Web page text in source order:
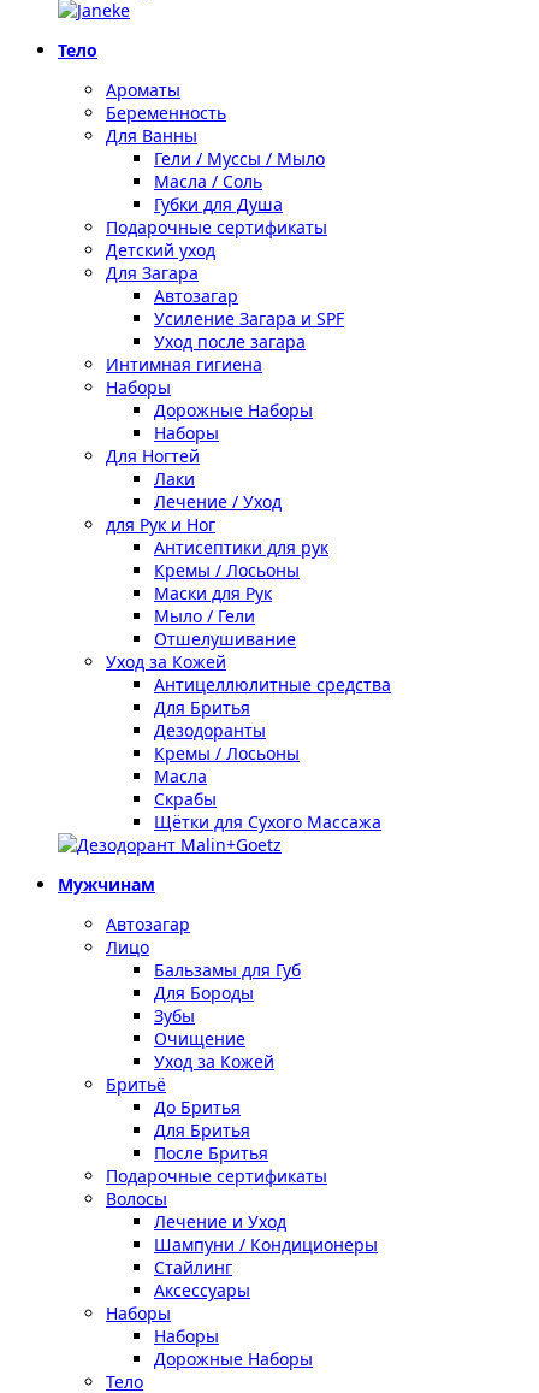
Тело
Ароматы
Беременность
Для Ванны
Гели / Муссы / Мыло
Масла / Соль
Губки для Душа
Подарочные сертификаты
Детский уход
Для Загара
Автозагар
Усиление Загара и SPF
Уход после загара
Интимная гигиена
Наборы
Дорожные Наборы
Наборы
Для Ногтей
Лаки
Лечение / Уход
для Рук и Ног
Антисептики для рук
Кремы / Лосьоны
Маски для Рук
Мыло / Гели
Отшелушивание
Уход за Кожей
Антицеллюлитные средства
Для Бритья
Дезодоранты
Кремы / Лосьоны
Масла
Скрабы
Щётки для Сухого Массажа
Мужчинам
Автозагар
Лицо
Бальзамы для Губ
Для Бороды
Зубы
Очищение
Уход за Кожей
Бритьё
До Бритья
Для Бритья
После Бритья
Подарочные сертификаты
Волосы
Лечение и Уход
Шампуни / Кондиционеры
Стайлинг
Аксессуары
Наборы
Наборы
Дорожные Наборы
Тело